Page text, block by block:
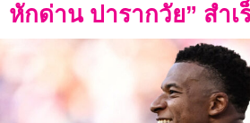
หักด่าน ปารากวัย” สำเ